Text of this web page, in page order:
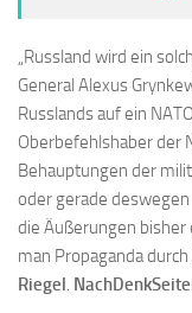
„Russland wird ein
General Alexus
Russlands auf ein
Oberbefehlshaber der
Behauptungen der
oder gerade
die Äußerungen bisher
man Propaganda
Riegel.